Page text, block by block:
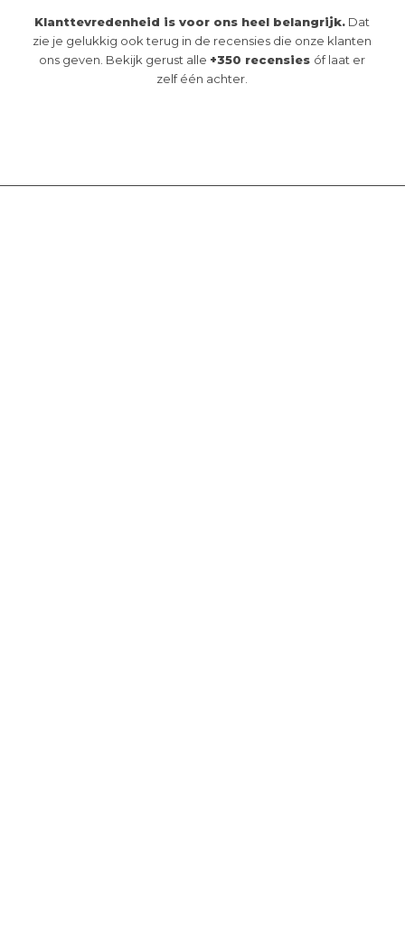
Klanttevredenheid is voor ons heel belangrijk. Dat
zie je gelukkig ook terug in de recensies die onze klanten
ons geven. Bekijk gerust alle +350 recensies óf laat er
zelf één achter.